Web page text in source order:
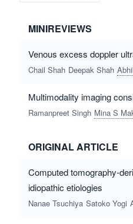
MINIREVIEWS
Venous excess doppler
Chail Shah Deepak Shah
Multimodality imaging
Ramanpreet Singh Mina S
ORIGINAL ARTICLE
Computed tomography-
idiopathic etiologies
Nanae Tsuchiya Satoko Yogi